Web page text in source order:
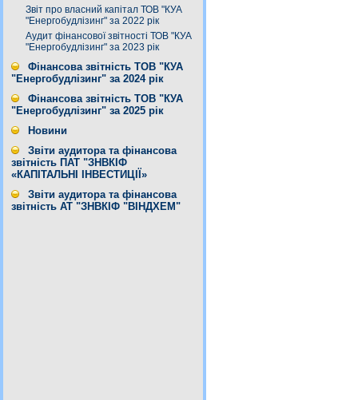
Звіт про власний капітал ТОВ "КУА
"Енергобудлізинг" за 2022 рік
Аудит фінансової звітності ТОВ "КУА
"Енергобудлізинг" за 2023 рік
Фінансова звітність ТОВ "КУА
"Енергобудлізинг" за 2024 рік
Фінансова звітність ТОВ "КУА
"Енергобудлізинг" за 2025 рік
Новини
Звіти аудитора та фінансова
звітність ПАТ "ЗНВКІФ
«КАПІТАЛЬНІ ІНВЕСТИЦІЇ»
Звіти аудитора та фінансова
звітність АТ "ЗНВКІФ "ВІНДХЕМ"